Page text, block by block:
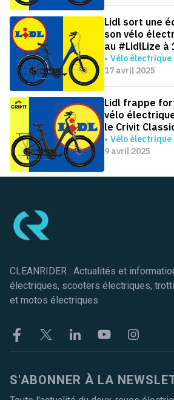
Lidl sort une
son vélo
au #LidlLize à
Vélo électrique
17 avril 2025
Lidl frappe
vélo
le Crivit
Vélo électrique
9 avril 2025
CLEANRIDER : Actualités et
électriques, scooters électriques,
et motos électriques
FacebookTwitter LinkekinYoutubeInstagram
S'ABONNER À LA